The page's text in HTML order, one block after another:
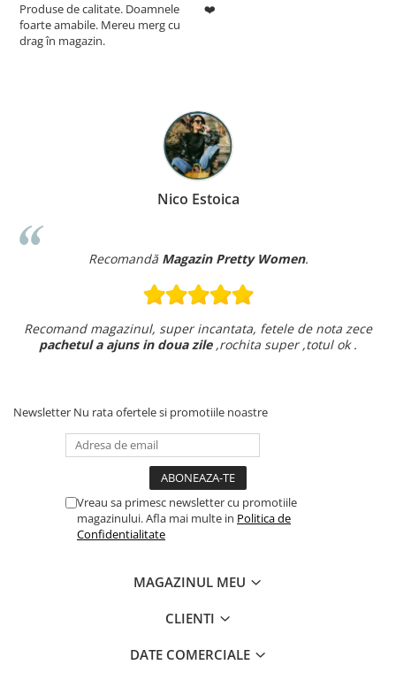
Produse de calitate. Doamnele
foarte amabile. Mereu merg cu
drag în magazin.
❤️
Nico Estoica
Recomandă Magazin Pretty Women.
Recomand magazinul, super incantata, fetele de nota zece
pachetul a ajuns in doua zile,rochita super ,totul ok .
Newsletter Nu rata ofertele si promotiile noastre
Vreau sa primesc newsletter cu promotiile
magazinului. Afla mai multe in Politica de
Confidentialitate
MAGAZINUL MEU
CLIENTI
DATE COMERCIALE